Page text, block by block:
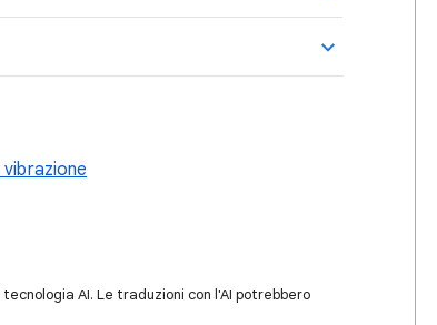
AI. Le traduzioni con l'AI potrebbero